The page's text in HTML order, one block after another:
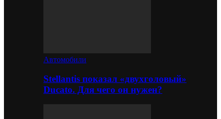
Автомобили
Stellantis показал «двухголовый»
Ducato. Для чего он нужен?